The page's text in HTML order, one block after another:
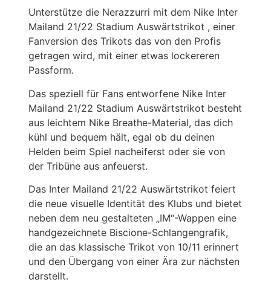
Unterstütze die Nerazzurri mit dem Nike Inter
Mailand 21/22 Stadium Auswärtstrikot , einer
Fanversion des Trikots das von den Profis
getragen wird, mit einer etwas lockereren
Passform.
Das speziell für Fans entworfene Nike Inter
Mailand 21/22 Stadium Auswärtstrikot besteht
aus leichtem Nike Breathe-Material, das dich
kühl und bequem hält, egal ob du deinen
Helden beim Spiel nacheiferst oder sie von
der Tribüne aus anfeuerst.
Das Inter Mailand 21/22 Auswärtstrikot feiert
die neue visuelle Identität des Klubs und bietet
neben dem neu gestalteten „IM“-Wappen eine
handgezeichnete Biscione-Schlangengrafik,
die an das klassische Trikot von 10/11 erinnert
und den Übergang von einer Ära zur nächsten
darstellt.